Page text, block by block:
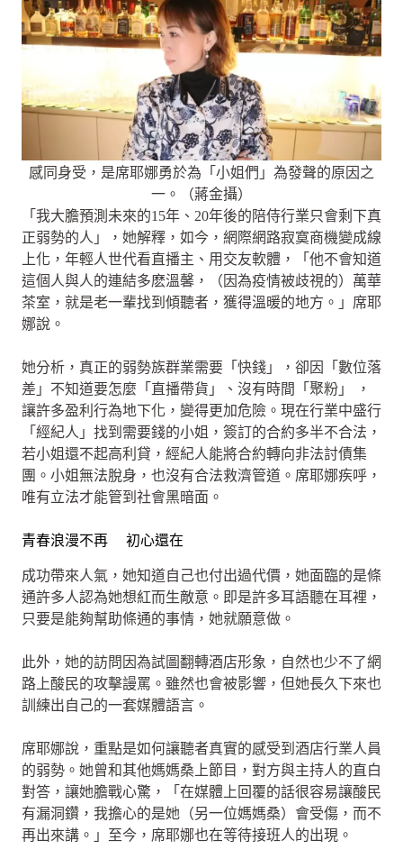
感同身受，是席耶娜勇於為「小姐們」為發聲的原因之
一。（蔣金攝）
「我大膽預測未來的15年、20年後的陪侍行業只會剩下真
正弱勢的人」，她解釋，如今，網際網路寂寞商機變成線
上化，年輕人世代看直播主、用交友軟體，「他不會知道
這個人與人的連結多麽溫馨，（因為疫情被歧視的）萬華
茶室，就是老一輩找到傾聽者，獲得溫暖的地方。」席耶
娜說。
她分析，真正的弱勢族群業需要「快錢」，卻因「數位落
差」不知道要怎麼「直播帶貨」、沒有時間「聚粉」 ，
讓許多盈利行為地下化，變得更加危險。現在行業中盛行
「經紀人」找到需要錢的小姐，簽訂的合約多半不合法，
若小姐還不起高利貸，經紀人能將合約轉向非法討債集
團。小姐無法脫身，也沒有合法救濟管道。席耶娜疾呼，
唯有立法才能管到社會黑暗面。
青春浪漫不再 初心還在
成功帶來人氣，她知道自己也付出過代價，她面臨的是條
通許多人認為她想紅而生敵意。即是許多耳語聽在耳裡，
只要是能夠幫助條通的事情，她就願意做。
此外，她的訪問因為試圖翻轉酒店形象，自然也少不了網
路上酸民的攻擊謾罵。雖然也會被影響，但她長久下來也
訓練出自己的一套媒體語言。
席耶娜說，重點是如何讓聽者真實的感受到酒店行業人員
的弱勢。她曾和其他媽媽桑上節目，對方與主持人的直白
對答，讓她膽戰心驚，「在媒體上回覆的話很容易讓酸民
有漏洞鑽，我擔心的是她（另一位媽媽桑）會受傷，而不
再出來講。」至今，席耶娜也在等待接班人的出現。